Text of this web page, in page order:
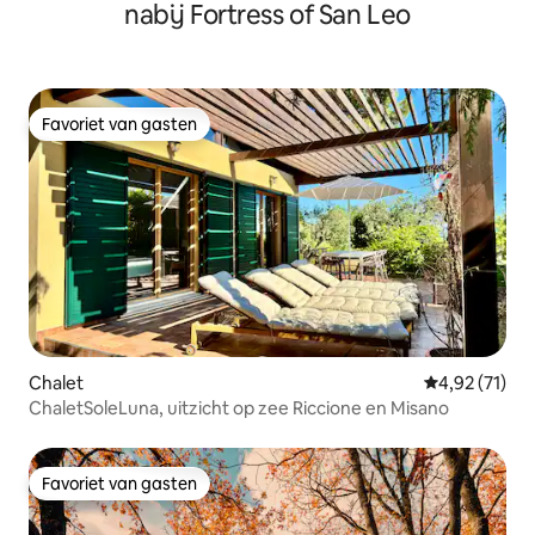
nabij Fortress of San Leo
Favoriet van gasten
Favoriet van gasten
Chalet Gemiddelde
4,92 (71)
ChaletSoleLuna, uitzicht op zee Riccione en Misano
Favoriet van gasten
Favoriet van gasten